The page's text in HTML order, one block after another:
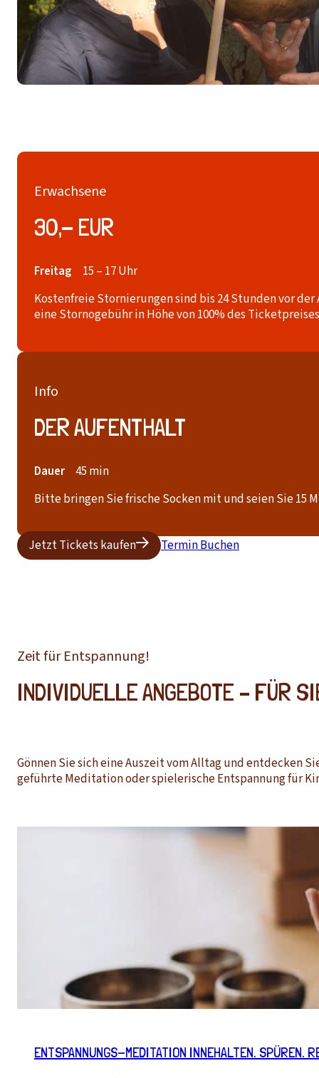
Erwachsene
30,- EUR
Freitag
15 – 17 Uhr
Kostenfreie Stornierungen sind bis 24 Stunden vor
eine Stornogebühr in Höhe von 100% des
Info
DER AUFENTHALT
Dauer 45 min
Bitte bringen Sie frische Socken mit und seien Sie 15
Jetzt Tickets kaufen Termin Buchen
Zeit für Entspannung!
INDIVIDUELLE ANGEBOTE – FÜR
Gönnen Sie sich eine Auszeit vom Alltag und entdecken
geführte Meditation oder spielerische Entspannung für
ENTSPANNUNGS-MEDITATION INNEHALTEN. SPÜREN.